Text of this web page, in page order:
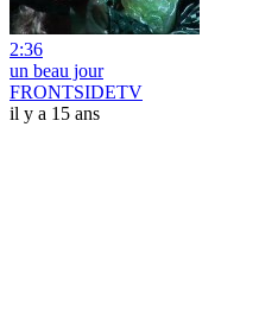
2:36
un beau jour
FRONTSIDETV
il y a 15 ans